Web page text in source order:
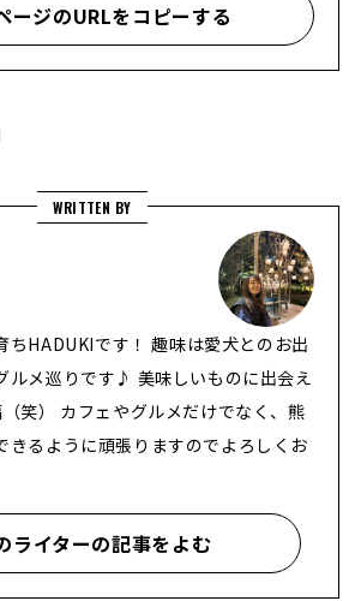
ージのURLをコピーする
WRITTEN BY
ちHADUKIです！ 趣味は愛犬とのお出
ルメ巡りです♪ 美味しいものに出会え
笑） カフェやグルメだけでなく、熊
きるように頑張りますのでよろしくお
ライターの記事をよむ